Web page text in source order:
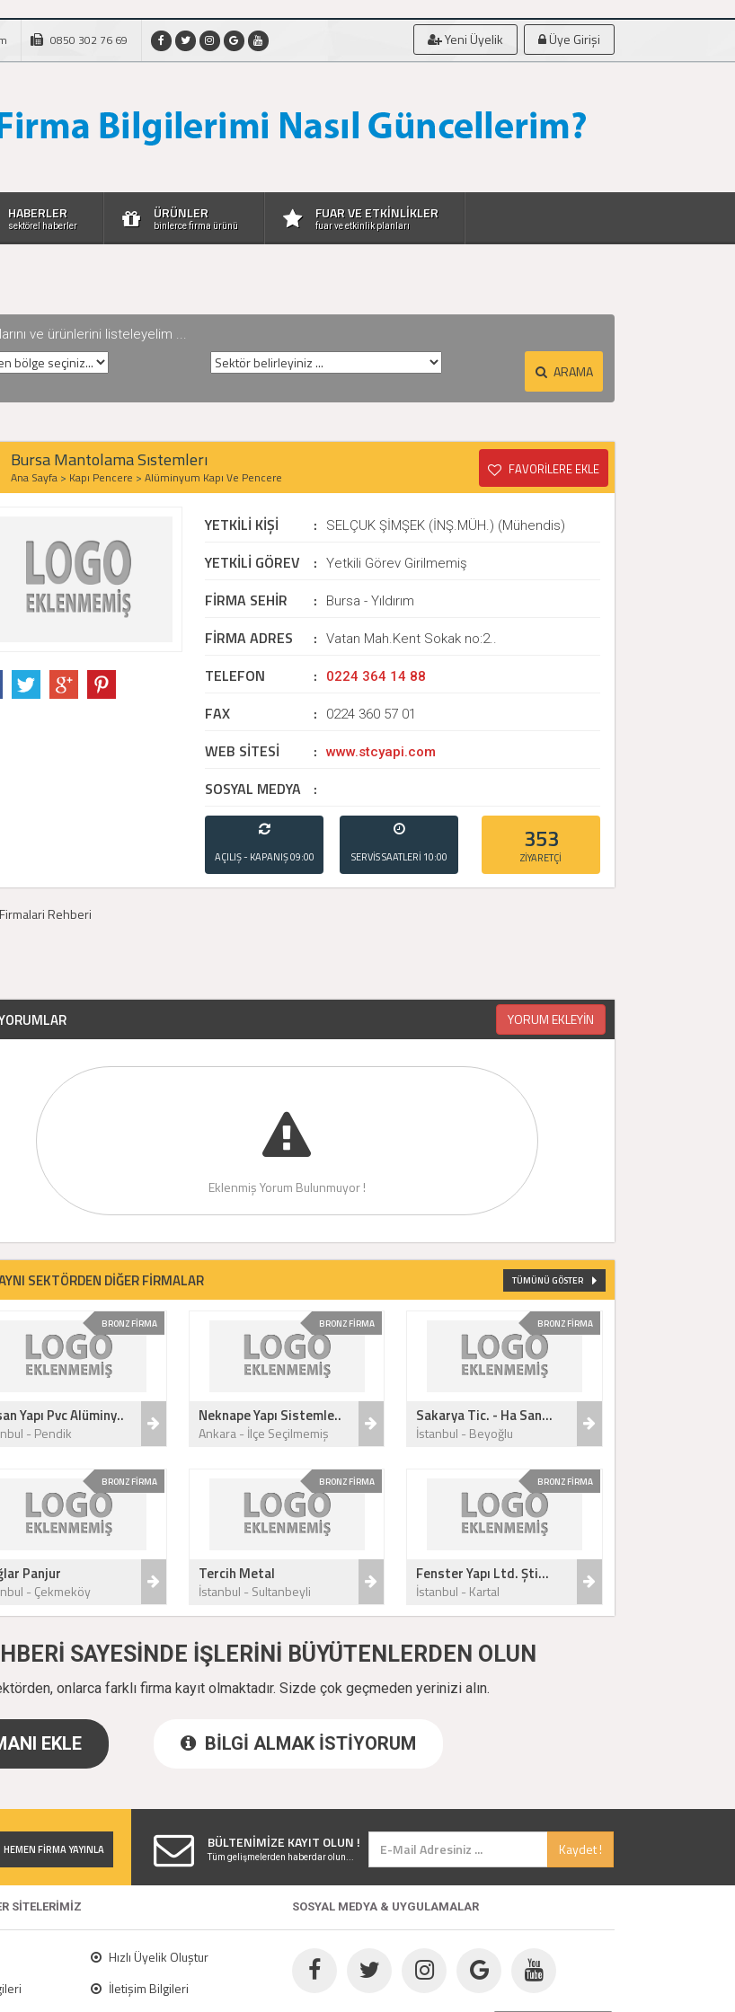
0850 302 76 69 Yeni Üyelik Üye Girişi
HABERLER
sektörel haberler
ÜRÜNLER
binlerce firma ürünü
FUAR VE ETKİNLİKLER
fuar ve etkinlik planları
ve ürünlerini listeleyelim ...
ARAMA
Bursa Mantolama Sıstemlerı
Ana Sayfa > Kapı Pencere > Alüminyum Kapı Ve Pencere FAVORİLERE EKLE
YETKİLİ KİŞİ : SELÇUK ŞİMŞEK (İNŞ.MÜH.) (Mühendis)
YETKİLİ GÖREV : Yetkili Görev Girilmemiş
FİRMA SEHİR : Bursa - Yıldırım
FİRMA ADRES : Vatan Mah.Kent Sokak no:2..
TELEFON : 0224 364 14 88
FAX : 0224 360 57 01
WEB SİTESİ : www.stcyapi.com
SOSYAL MEDYA :
AÇILIŞ - KAPANIŞ09:00
- 21:00
SERVİS SAATLERİ 10:00
- 20:00
353
ZİYARETÇİ
YORUM EKLEYİN
Eklenmiş Yorum Bulunmuyor !
SEKTÖRDEN DİĞER FİRMALAR TÜMÜNÜ GÖSTER
BRONZ FİRMA
Yapı Pvc Alüminy..
- Pendik
BRONZ FİRMA
Neknape Yapı Sistemle..
Ankara - İlçe Seçilmemiş
BRONZ FİRMA
Sakarya Tic. - Ha San...
İstanbul - Beyoğlu
BRONZ FİRMA
Panjur
- Çekmeköy
BRONZ FİRMA
Tercih Metal
İstanbul - Sultanbeyli
BRONZ FİRMA
Fenster Yapı Ltd. Şti...
İstanbul - Kartal
SAYESİNDE İŞLERİNİ BÜYÜTENLERDEN OLUN
onlarca farklı firma kayıt olmaktadır. Sizde çok geçmeden yerinizi alın.
EKLE BİLGİ ALMAK İSTİYORUM
HEMEN FİRMA YAYINLA BÜLTENİMİZE KAYIT OLUN ! Kaydet !
Tüm gelişmelerden haberdar olun...
SİTELERİMİZ SOSYAL MEDYA & UYGULAMALAR
Hızlı Üyelik Oluştur
İletişim Bilgileri